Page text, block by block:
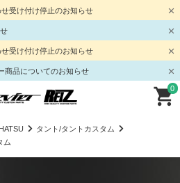
受け付け停止のお知らせ
受け付け停止のお知らせ
商品についてのお知らせ
0
タント/タントカスタム
ム